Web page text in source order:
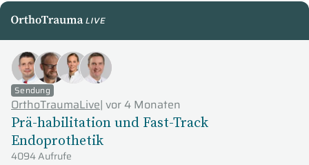
OrthoTraumaLive
Sendung
OrthoTraumaLive| vor 4 Monaten
Prä-habilitation und Fast-Track
Endoprothetik
4094 Aufrufe